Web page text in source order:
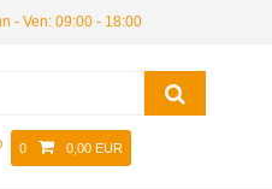
- Ven: 09:00 - 18:00
0 0,00 EUR